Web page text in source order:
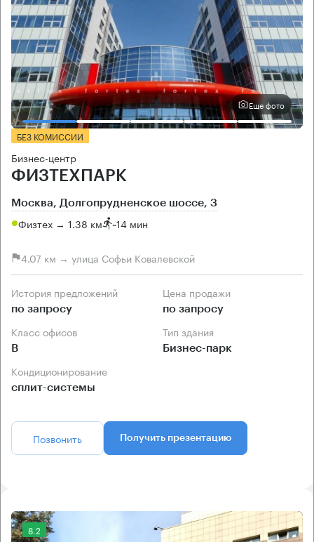
Еще фото
БЕЗ КОМИССИИ
Бизнес-центр
ФИЗТЕХПАРК
Москва, Долгопрудненское шоссе, 3
Физтех → 1.38 км ~14 мин
4.07 км → улица Софьи Ковалевской
История предложений
по запросу
Цена продажи
по запросу
Класс офисов
B
Тип здания
Бизнес-парк
Кондиционирование
сплит-системы
Позвонить Получить презентацию
8.2